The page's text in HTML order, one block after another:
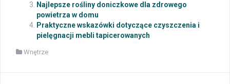
Najlepsze rośliny doniczkowe dla zdrowego
powietrza w domu
Praktyczne wskazówki dotyczące czyszczenia i
pielęgnacji mebli tapicerowanych
Wnętrze